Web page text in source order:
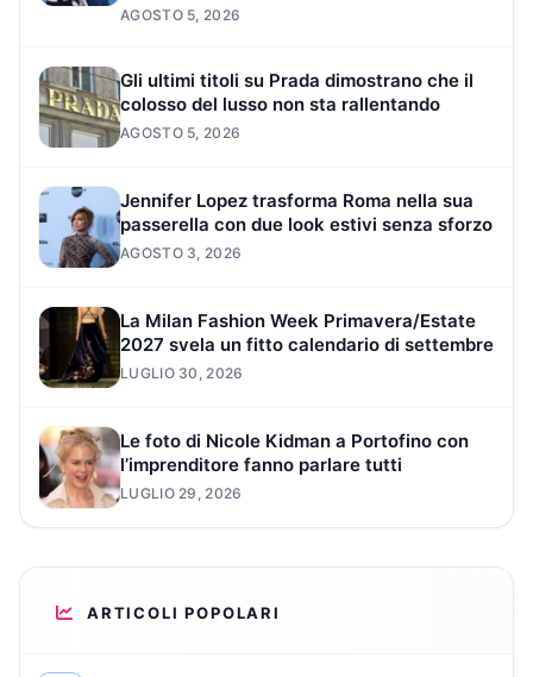
AGOSTO 5, 2026
Gli ultimi titoli su Prada dimostrano che il
colosso del lusso non sta rallentando
AGOSTO 5, 2026
Jennifer Lopez trasforma Roma nella sua
passerella con due look estivi senza sforzo
AGOSTO 3, 2026
La Milan Fashion Week Primavera/Estate
2027 svela un fitto calendario di settembre
LUGLIO 30, 2026
Le foto di Nicole Kidman a Portofino con
l’imprenditore fanno parlare tutti
LUGLIO 29, 2026
ARTICOLI POPOLARI